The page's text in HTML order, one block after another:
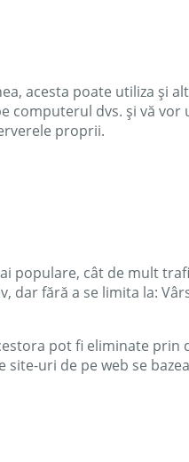
acesta poate utiliza și
dvs. și vă vor
proprii.
populare, cât de mult
fără a se limita la:
pot fi eliminate prin
uri de pe web se